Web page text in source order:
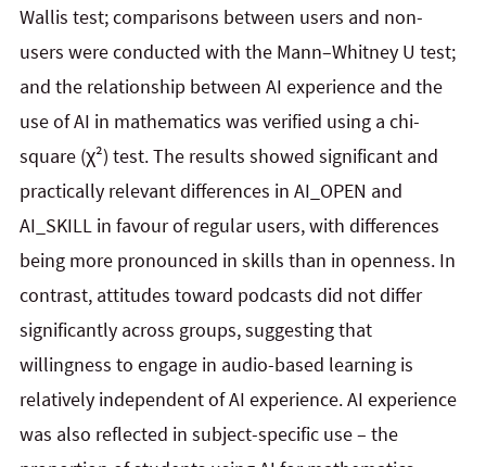
Wallis test; comparisons between users and non-
users were conducted with the Mann–Whitney U test;
and the relationship between AI experience and the
use of AI in mathematics was verified using a chi-
square (χ²) test. The results showed significant and
practically relevant differences in AI_OPEN and
AI_SKILL in favour of regular users, with differences
being more pronounced in skills than in openness. In
contrast, attitudes toward podcasts did not differ
significantly across groups, suggesting that
willingness to engage in audio-based learning is
relatively independent of AI experience. AI experience
was also reflected in subject-specific use – the